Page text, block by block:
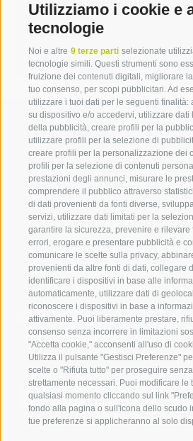
Utilizziamo i cookie e
tecnologie
Noi e altre 9 terze parti selezionate
tecnologie simili. Questi strumenti sono
fruizione dei contenuti digitali, migliorare
tuo consenso, per scopi pubblicitari. Ad
utilizzare i tuoi dati per le seguenti finalità:
su dispositivo e/o accedervi, utilizzare dati
della pubblicità, creare profili per la
utilizzare profili per la selezione di
creare profili per la personalizzazione dei
profili per la selezione di contenuti
prestazioni degli annunci, misurare le
comprendere il pubblico attraverso
di dati provenienti da fonti diverse,
servizi, utilizzare dati limitati per la
garantire la sicurezza, prevenire e rilevare
errori, erogare e presentare pubblicità e
comunicare le scelte sulla privacy,
provenienti da altre fonti di dati, collegare
identificare i dispositivi in base alle
automaticamente, utilizzare dati di
riconoscere i dispositivi in base a
attivamente. Puoi liberamente prestare,
consenso senza incorrere in limitazioni
"Accetta cookie," acconsenti all'uso di
Utilizza il pulsante "Gestisci Preferenze"
scelte o "Rifiuta tutto" per proseguire
strettamente necessari. Puoi modificare le
qualsiasi momento cliccando sul link
fondo alla pagina o sull'icona dello scudo
tue preferenze si applicheranno al solo
T +39 0471 094 228
katja.gluecker[at]idm-
suedtirol.com
Mettetevi in
noi
IDM Südtirol - Alto Adige
+39 0471 094 000
info[at]idm-suedtirol.com
idm[at]pec.idm-suedtirol.com
SCRIVICI
DOVE SIAMO